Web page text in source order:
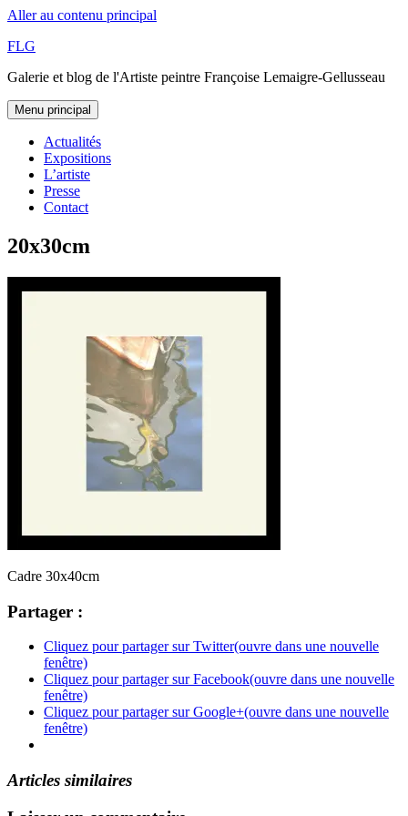
Aller au contenu principal
FLG
Galerie et blog de l'Artiste peintre Françoise Lemaigre-Gellusseau
Menu principal
Actualités
Expositions
L’artiste
Presse
Contact
20x30cm
Cadre 30x40cm
Partager :
Cliquez pour partager sur Twitter(ouvre dans une nouvelle
fenêtre)
Cliquez pour partager sur Facebook(ouvre dans une nouvelle
fenêtre)
Cliquez pour partager sur Google+(ouvre dans une nouvelle
fenêtre)
Articles similaires